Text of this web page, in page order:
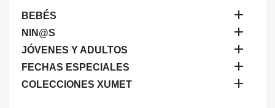
BEBÉS 
NIN@S 
JÓVENES Y ADULTOS 
FECHAS ESPECIALES 
COLECCIONES XUMET 